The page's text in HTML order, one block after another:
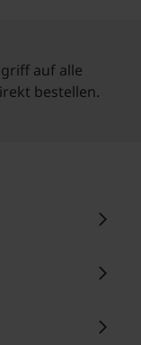
auf alle
bestellen.
chevron_right
chevron_right
chevron_right